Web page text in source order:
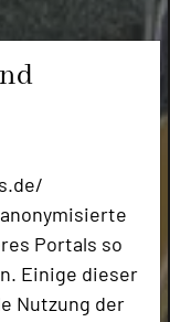
Portals so
Einige dieser
Nutzung der